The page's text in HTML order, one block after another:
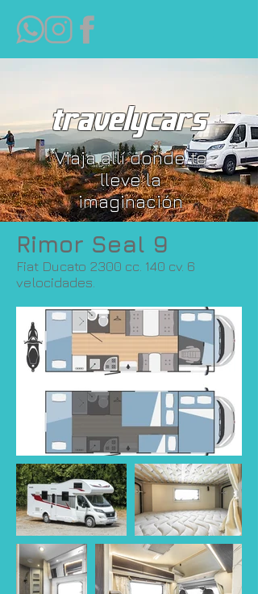
travelycars
Viaja allí donde te
lleve la
imaginación
Rimor Seal 9
Fiat Ducato 2300 cc. 140 cv. 6
velocidades.